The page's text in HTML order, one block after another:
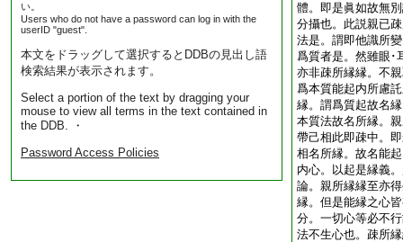
い。
Users who do not have a password can log in with the
userID "guest".
本文をドラッグして選択するとDDBの見出し語
検索結果が表示されます。
Select a portion of the text by dragging your
mouse to view all terms in the text contained in
the DDB. ・
Password Access Policies
體。即是眞如故無
分攝也。此説親已
法是。謂即他識所
爲質者是。然雖眼･
亦非疎所縁縁。不
爲本質能起内所慮
縁。謂爲質起故名
本質法故名所縁。
帶己相此即疎中。
相名所縁。故名能
内心。以起是縁義
論。親所縁縁至亦
縁。但是能縁之心
分。一切心等必不
法不生心也。疎所